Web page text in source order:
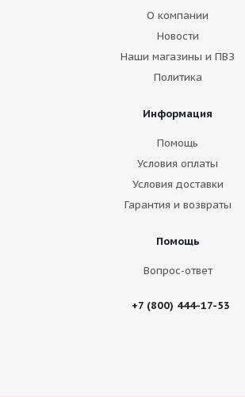
О компании
Новости
Наши магазины и ПВЗ
Политика
Информация
Помощь
Условия оплаты
Условия доставки
Гарантия и возвраты
Помощь
Вопрос-ответ
+7 (800) 444-17-53